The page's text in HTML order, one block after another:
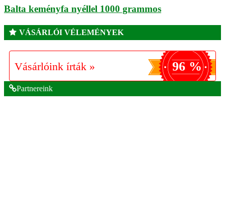
Balta keményfa nyéllel 1000 grammos
VÁSÁRLÓI VÉLEMÉNYEK
Vásárlóink írták » 96 %
Partnereink